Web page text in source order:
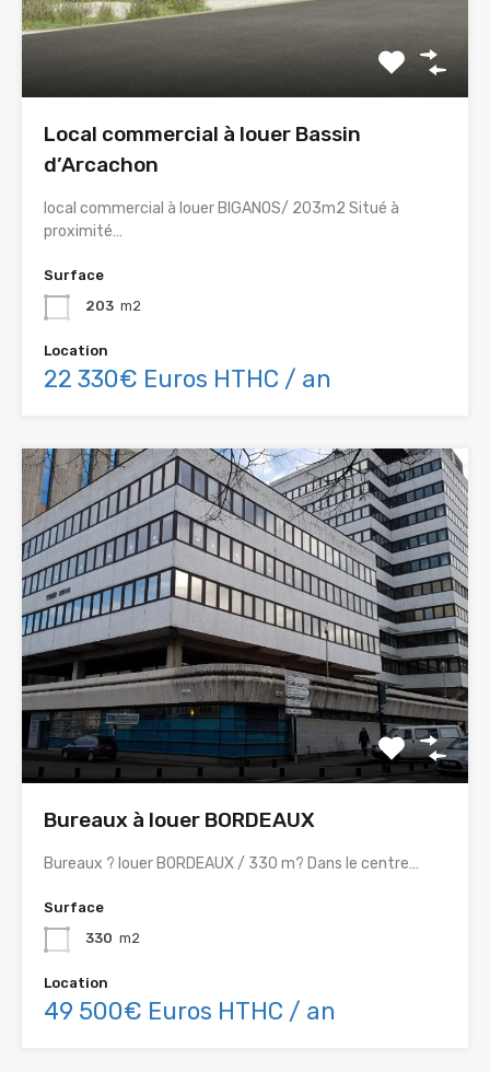
Local commercial à louer Bassin
d’Arcachon
local commercial à louer BIGANOS/ 203m2 Situé à
proximité…
Surface
203 m2
Location
22 330€ Euros HTHC / an
Bureaux à louer BORDEAUX
Bureaux ? louer BORDEAUX / 330 m? Dans le centre…
Surface
330 m2
Location
49 500€ Euros HTHC / an